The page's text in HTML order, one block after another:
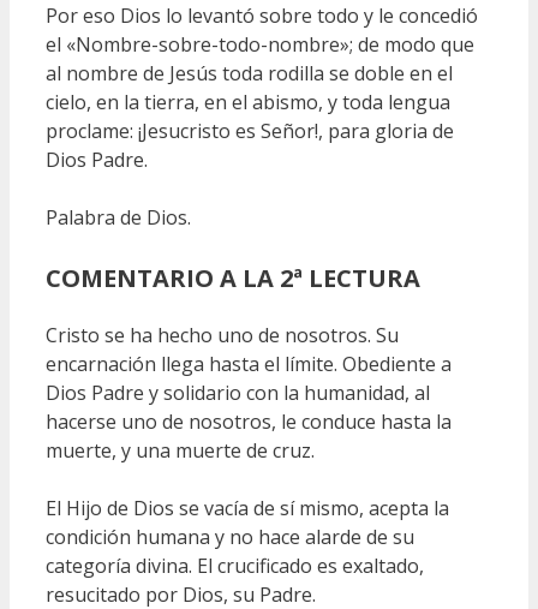
Por eso Dios lo levantó sobre todo y le concedió
el «Nombre-sobre-todo-nombre»; de modo que
al nombre de Jesús toda rodilla se doble en el
cielo, en la tierra, en el abismo, y toda lengua
proclame: ¡Jesucristo es Señor!, para gloria de
Dios Padre.
Palabra de Dios.
COMENTARIO A LA 2ª LECTURA
Cristo se ha hecho uno de nosotros. Su
encarnación llega hasta el límite. Obediente a
Dios Padre y solidario con la humanidad, al
hacerse uno de nosotros, le conduce hasta la
muerte, y una muerte de cruz.
El Hijo de Dios se vacía de sí mismo, acepta la
condición humana y no hace alarde de su
categoría divina. El crucificado es exaltado,
resucitado por Dios, su Padre.